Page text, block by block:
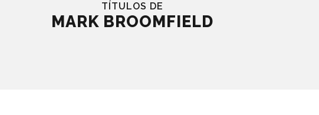
TÍTULOS DE
MARK BROOMFIELD